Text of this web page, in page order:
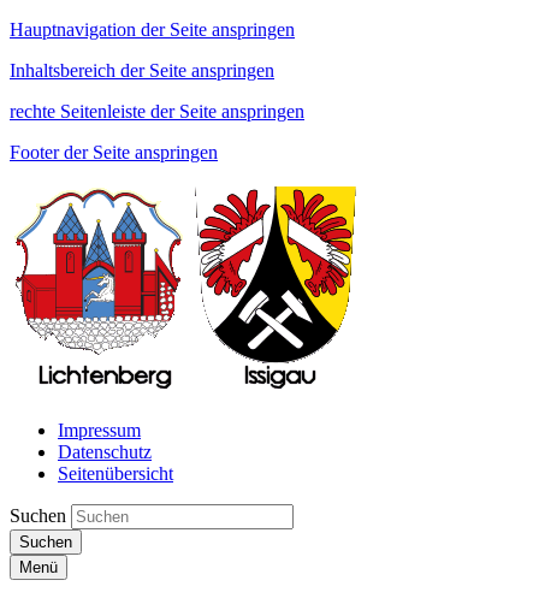
Hauptnavigation der Seite anspringen
Inhaltsbereich der Seite anspringen
rechte Seitenleiste der Seite anspringen
Footer der Seite anspringen
Impressum
Datenschutz
Seitenübersicht
Suchen
Suchen
Menü